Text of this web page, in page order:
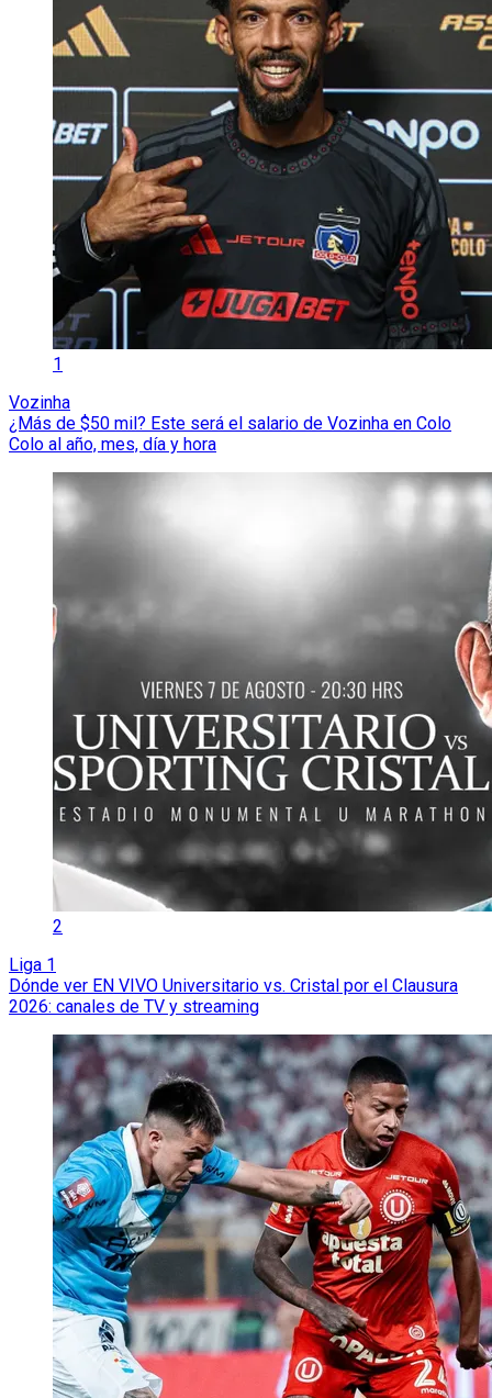
1
Vozinha
¿Más de $50 mil? Este será el salario de Vozinha en Colo
Colo al año, mes, día y hora
2
Liga 1
Dónde ver EN VIVO Universitario vs. Cristal por el Clausura
2026: canales de TV y streaming